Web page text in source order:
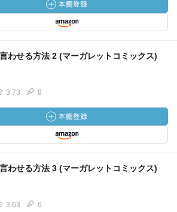
わせる方法 2 (マーガレットコミックス)
3.73 8
わせる方法 3 (マーガレットコミックス)
3.63 6